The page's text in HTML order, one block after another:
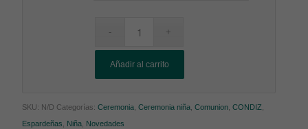
Añadir al carrito
SKU: N/D Categorías:Ceremonia ,Ceremonia niña ,Comunion ,CONDIZ
Espardeñas
Niña Novedades